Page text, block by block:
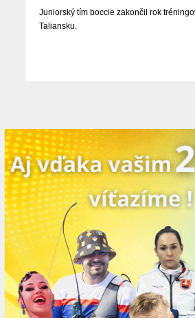
Juniorský tím boccie zakončil rok
Taliansku.